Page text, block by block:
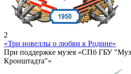
2
«Три новеллы о любви к Родине»
При поддержке музея «СПб ГБУ
Кронштадта"»